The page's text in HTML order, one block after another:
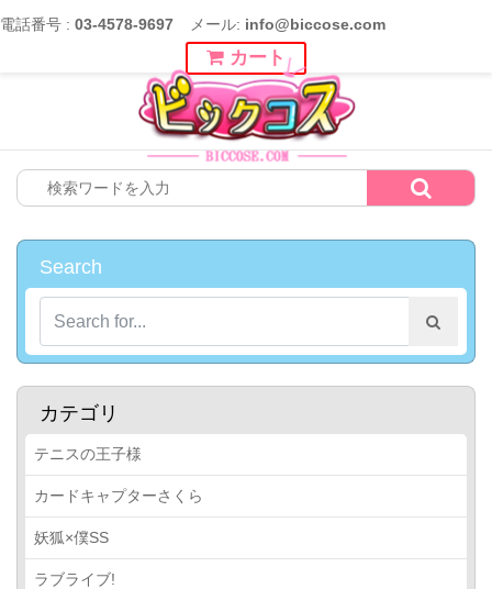
電話番号 : 03-4578-9697 メール: info@biccose.com
カート
Search
カテゴリ
テニスの王子様
カードキャプターさくら
妖狐×僕SS
ラブライブ!